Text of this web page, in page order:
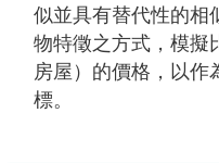
似並具有替代性的相
物特徵之方式，模擬
房屋）的價格，以作
標。